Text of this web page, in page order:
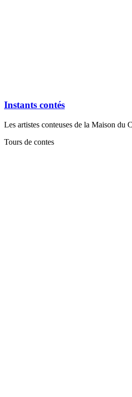
Instants contés
Les artistes conteuses de la Maison du
Tours de contes